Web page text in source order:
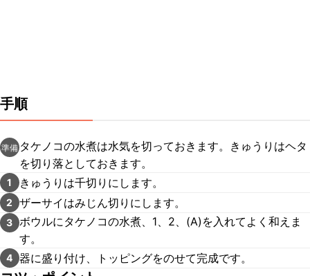
手順
準備 タケノコの水煮は水気を切っておきます。きゅうりはヘタ
を切り落としておきます。
1 きゅうりは千切りにします。
2 ザーサイはみじん切りにします。
3 ボウルにタケノコの水煮、1、2、(A)を入れてよく和えま
す。
4 器に盛り付け、トッピングをのせて完成です。